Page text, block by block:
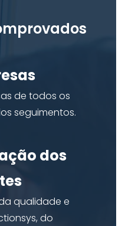
de todos os
seguimentos.
dos
qualidade e
do